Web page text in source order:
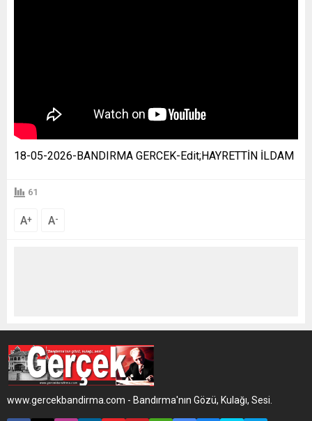
18-05-2026-BANDIRMA GERCEK-Edit;HAYRETTİN İLDAM
61
A+ A-
www.gercekbandirma.com - Bandırma'nın Gözü, Kulağı, Sesi.